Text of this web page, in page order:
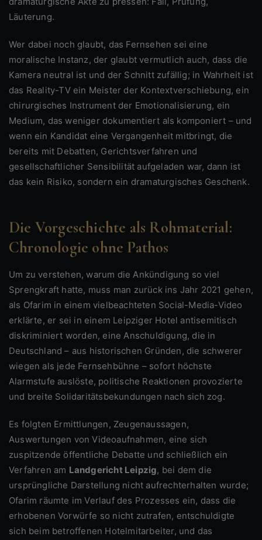
Läuterung.
Wer dabei noch glaubt, das Fernsehen sei eine
moralische Instanz, der glaubt vermutlich auch, dass die
Kamera neutral ist und der Schnitt zufällig; in Wahrheit ist
das Reality-TV ein Meister der Kontextverschiebung, ein
chirurgisches Instrument der Emotionalisierung, ein
Medium, das weniger dokumentiert als komponiert – und
wenn ein Kandidat eine Vergangenheit mitbringt, die
bereits mit Debatten, Gerichtsverfahren und
gesellschaftlicher Sensibilität aufgeladen war, dann ist
das kein Risiko, sondern ein dramaturgisches Geschenk.
Die Vorgeschichte als Rohmaterial:
Chronologie ohne Pathos
Um zu verstehen, warum die Ankündigung so viel
Sprengkraft hatte, muss man zurück ins Jahr 2021 gehen,
als Ofarim in einem vielbeachteten Social-Media-Video
erklärte, er sei in einem Leipziger Hotel antisemitisch
diskriminiert worden, eine Anschuldigung, die in
Deutschland – aus historischen Gründen, die schwerer
wiegen als jede Fernsehbühne – sofort höchste
Alarmstufe auslöste, politische Reaktionen provozierte
und breite Solidaritätsbekundungen nach sich zog.
Es folgten Ermittlungen, Zeugenaussagen,
Auswertungen von Videoaufnahmen, eine sich
zuspitzende öffentliche Debatte und schließlich ein
Verfahren am Landgericht Leipzig, bei dem die
ursprüngliche Darstellung nicht aufrechterhalten wurde;
Ofarim räumte im Verlauf des Prozesses ein, dass die
erhobenen Vorwürfe so nicht zutrafen, entschuldigte
sich beim betroffenen Hotelmitarbeiter, und das